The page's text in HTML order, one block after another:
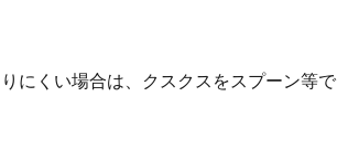
にくい場合は、クスクスをスプーン等で